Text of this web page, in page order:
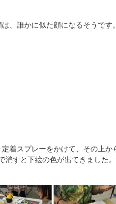
、誰かに似た顔になるそうです
着スプレーをかけて、その上
消すと下絵の色が出てきました。